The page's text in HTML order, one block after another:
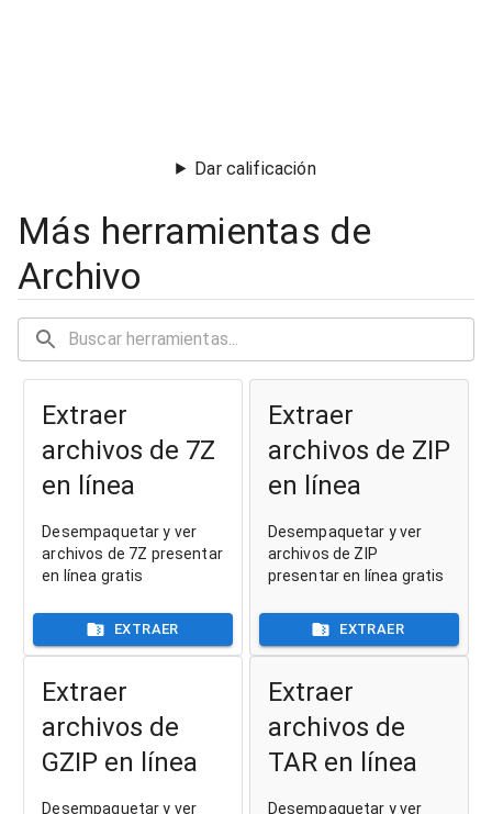
Dar calificación
Más herramientas de
Archivo
Extraer
archivos de 7Z
en línea
Desempaquetar y ver
archivos de 7Z presentar
en línea gratis
EXTRAER
Extraer
archivos de ZIP
en línea
Desempaquetar y ver
archivos de ZIP
presentar en línea gratis
EXTRAER
Extraer
archivos de
GZIP en línea
Desempaquetar y ver
Extraer
archivos de
TAR en línea
Desempaquetar y ver